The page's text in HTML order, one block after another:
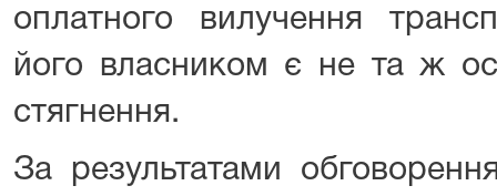
оплатного вилучення
його власником є не та ж
стягнення.
За результатами